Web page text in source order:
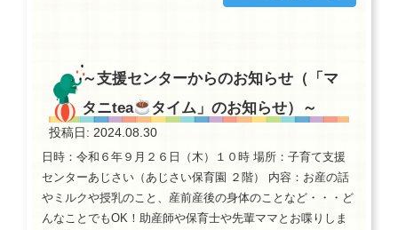
～支援センターからのお知らせ（「マ
タニtea
タイム」のお知らせ）～
投稿日: 2024.08.30
日時：令和６年９月２６日（木）１０時 場所：子育て支援
センターあじさい（あじさい保育園 ２階） 内容：お産の話
やミルクや授乳のこと、産前産後の身体のことなど・・・ど
んなことでもOK！助産師や保育士や先輩ママとお喋りしま